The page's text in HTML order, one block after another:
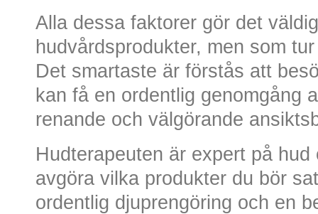
Alla dessa faktorer gör det
hudvårdsprodukter, men som
Det smartaste är förstås att
kan få en ordentlig genomgång
renande och välgörande
Hudterapeuten är expert på
avgöra vilka produkter du bör
ordentlig djuprengöring och en